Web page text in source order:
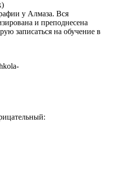
у Алмаза. Вся
и преподнесена
записаться на обучение в